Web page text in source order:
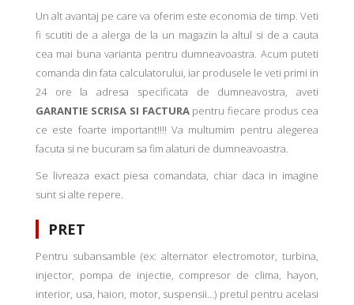
Un alt avantaj pe care va oferim este economia de timp. Veti
fi scutiti de a alerga de la un magazin la altul si de a cauta
cea mai buna varianta pentru dumneavoastra. Acum puteti
comanda din fata calculatorului, iar produsele le veti primi in
24 ore la adresa specificata de dumneavostra, aveti
GARANTIE SCRISA SI FACTURApentru fiecare produs cea
ce este foarte important!!!! Va multumim pentru alegerea
facuta si ne bucuram sa fim alaturi de dumneavoastra.
Se livreaza exact piesa comandata, chiar daca in imagine
sunt si alte repere.
PRET
Pentru subansamble (ex: alternator electromotor, turbina,
injector, pompa de injectie, compresor de clima, hayon,
interior, usa, haion, motor, suspensii...) pretul pentru acelasi